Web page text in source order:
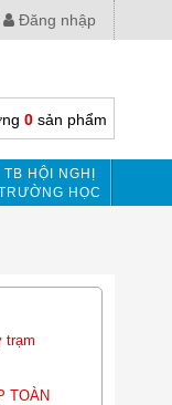
Đăng nhập
0sản phẩm
TB HỘI NGHỊ
HỌC
trạm
TOÀN